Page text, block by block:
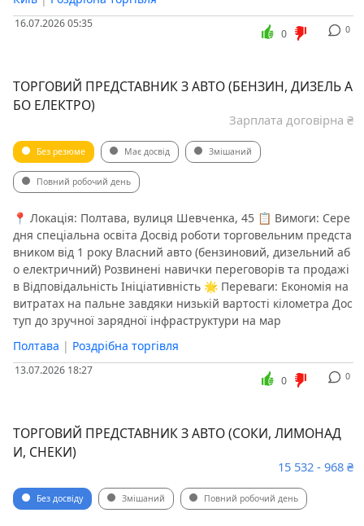
16.07.2026 05:35 0
0
ТОРГОВИЙ ПРЕДСТАВНИК З АВТО (БЕНЗИН, ДИЗЕЛЬ А
БО ЕЛЕКТРО)
Зарплата договірна ₴
Без резюме Має досвід Змішаний
Повний робочий день
📍 Локація: Полтава, вулиця Шевченка, 45 📋 Вимоги: Сере
дня спеціальна освіта Досвід роботи торговельним предста
вником від 1 року Власний авто (бензиновий, дизельний аб
о електричний) Розвинені навички переговорів та продажі
в Відповідальність Ініціативність 🌟 Переваги: Економія на
витратах на пальне завдяки низькій вартості кілометра Дос
туп до зручної зарядної інфраструктури на мар
Полтава | Роздрібна торгівля
13.07.2026 18:27 0
0
ТОРГОВИЙ ПРЕДСТАВНИК З АВТО (СОКИ, ЛИМОНАД
И, СНЕКИ)
15 532 - 968 ₴
Без досвіду Змішаний Повний робочий день